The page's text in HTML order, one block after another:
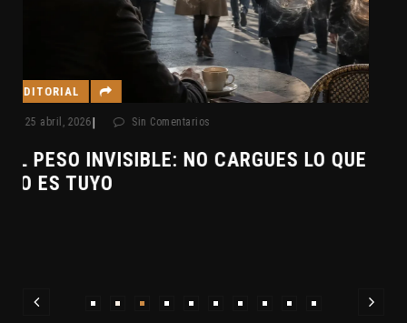
EDITORIAL
|
¿PODRÍAMOS BORRARNOS A NOSOTROS
MISMOS?